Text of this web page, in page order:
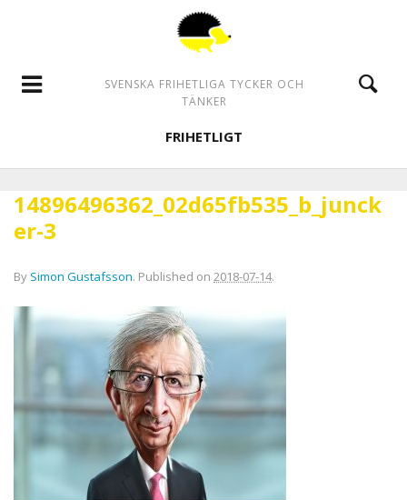
SVENSKA FRIHETLIGA TYCKER OCH
TÄNKER
FRIHETLIGT
14896496362_02d65fb535_b_junck
er-3
By Simon Gustafsson. Published on 2018-07-14.